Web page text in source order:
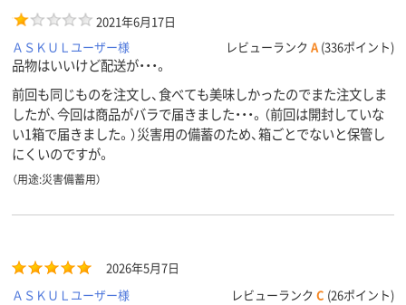
2021年6月17日
ＡＳＫＵＬユーザー様
レビューランク A (336ポイント)
品物はいいけど配送が・・・。
前回も同じものを注文し、食べても美味しかったのでまた注文しま
したが、今回は商品がバラで届きました・・・。（前回は開封していな
い1箱で届きました。）災害用の備蓄のため、箱ごとでないと保管し
にくいのですが。
（用途:災害備蓄用）
2026年5月7日
ＡＳＫＵＬユーザー様
レビューランク C (26ポイント)